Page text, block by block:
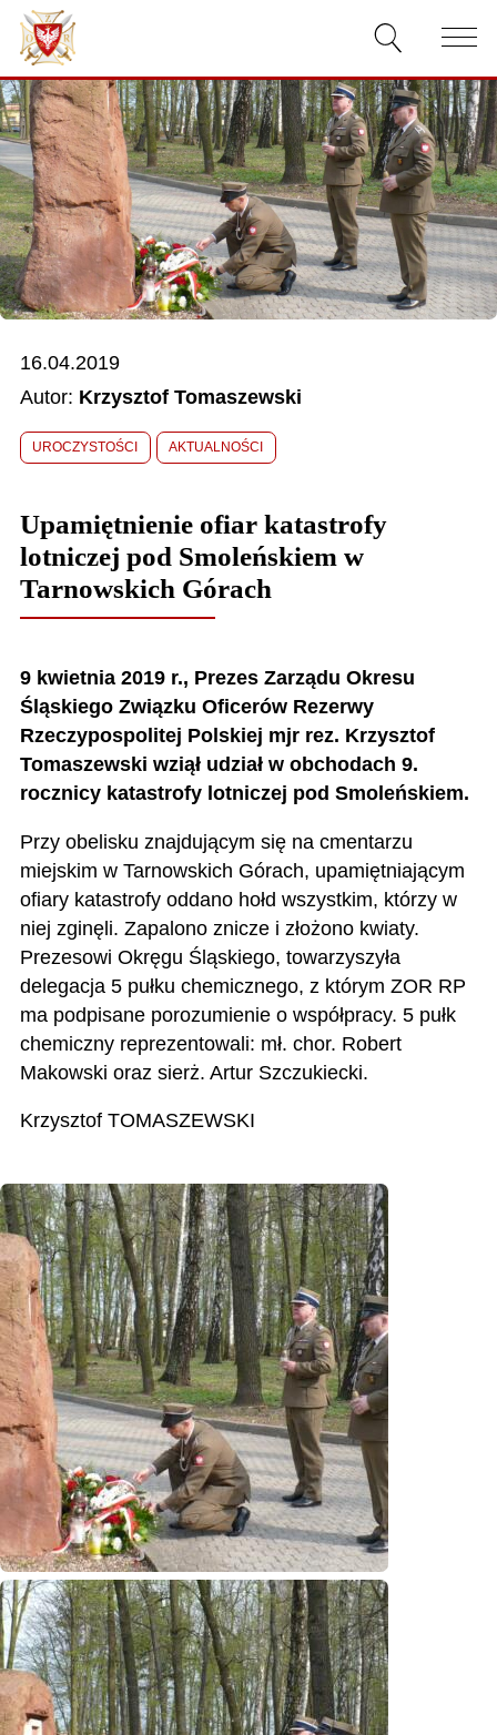
AKTUALNOŚCI
O ZWIĄZKU
DOKUMENTY
WŁADZE
RELACJE FILMOWE
KONKURSY
16.04.2019
Autor: Krzysztof Tomaszewski
UROCZYSTOŚCI AKTUALNOŚCI
Upamiętnienie ofiar katastrofy
lotniczej pod Smoleńskiem w
Tarnowskich Górach
9 kwietnia 2019 r., Prezes Zarządu Okresu
Śląskiego Związku Oficerów Rezerwy
Rzeczypospolitej Polskiej mjr rez. Krzysztof
Tomaszewski wziął udział w obchodach 9.
rocznicy katastrofy lotniczej pod Smoleńskiem.
Przy obelisku znajdującym się na cmentarzu
miejskim w Tarnowskich Górach, upamiętniającym
ofiary katastrofy oddano hołd wszystkim, którzy w
niej zginęli. Zapalono znicze i złożono kwiaty.
Prezesowi Okręgu Śląskiego, towarzyszyła
delegacja 5 pułku chemicznego, z którym ZOR RP
ma podpisane porozumienie o współpracy. 5 pułk
chemiczny reprezentowali: mł. chor. Robert
Makowski oraz sierż. Artur Szczukiecki.
Krzysztof TOMASZEWSKI